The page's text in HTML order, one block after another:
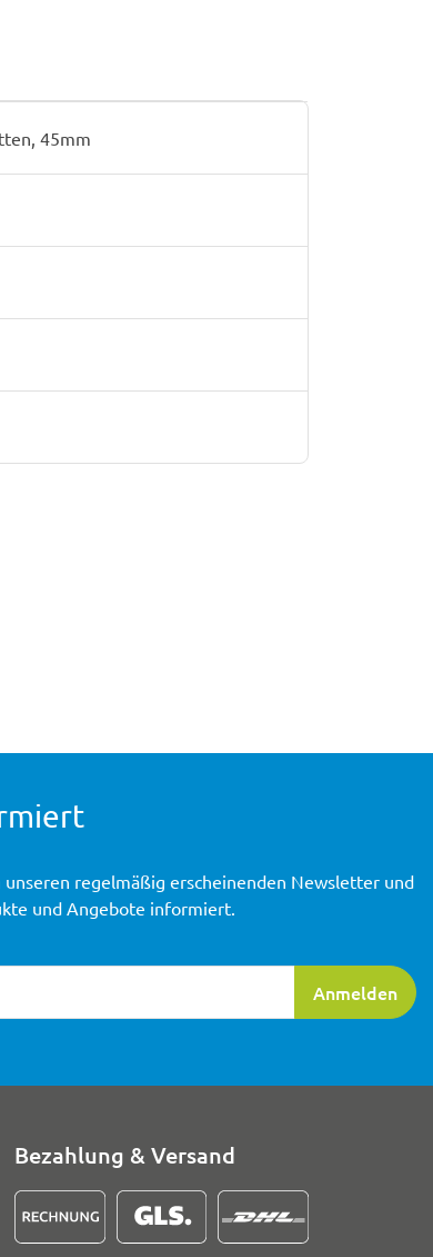
45mm
Anmelden
regelmäßig erscheinenden Newsletter und
und Angebote informiert.
Bezahlung & Versand